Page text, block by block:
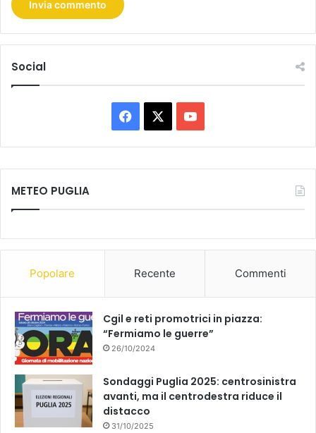
Social
a
c
k
o
u
METEO PUGLIA
Popolare Recente Commenti
Cgil e reti promotrici in piazza:
“Fermiamo le guerre”
26/10/2024
Sondaggi Puglia 2025: centrosinistra
avanti, ma il centrodestra riduce il
distacco
31/10/2025